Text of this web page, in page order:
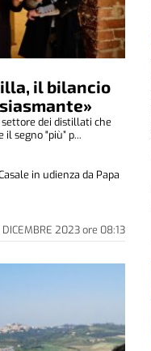
il bilancio
2023ore 08:13
dei distillati che
segno "più” p...
in udienza da Papa